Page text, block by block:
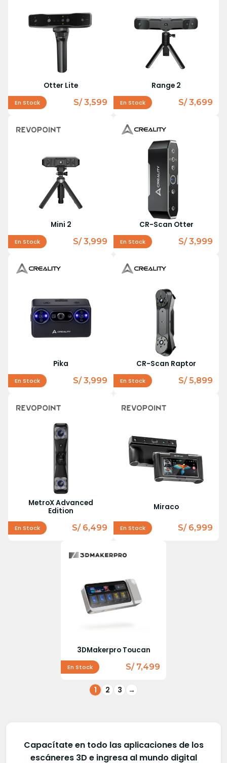
Otter Lite
En Stock S/ 3,599
Range 2
En Stock S/ 3,699
Mini 2
En Stock S/ 3,999
CR-Scan Otter
En Stock S/ 3,999
Pika
En Stock S/ 3,999
CR-Scan Raptor
En Stock S/ 5,899
MetroX Advanced
Edition
En Stock S/ 6,499
Miraco
En Stock S/ 6,999
3DMakerpro Toucan
En Stock S/ 7,499
1 2 3 →
Capacítate en todo las aplicaciones de los
escáneres 3D e ingresa al mundo digital